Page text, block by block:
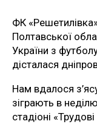
ФК
Полтавської
України з
дісталася
Нам вдалося
зіграють в
стадіоні